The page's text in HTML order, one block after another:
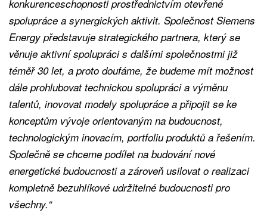
konkurenceschopnosti prostřednictvím otevřené
spolupráce a synergických aktivit. Společnost Siemens
Energy představuje strategického partnera, který se
věnuje aktivní spolupráci s dalšími společnostmi již
téměř 30 let, a proto doufáme, že budeme mít možnost
dále prohlubovat technickou spolupráci a výměnu
talentů, inovovat modely spolupráce a připojit se ke
konceptům vývoje orientovaným na budoucnost,
technologickým inovacím, portfoliu produktů a řešením.
Společně se chceme podílet na budování nové
energetické budoucnosti a zároveň usilovat o realizaci
kompletně bezuhlíkové udržitelné budoucnosti pro
všechny.“